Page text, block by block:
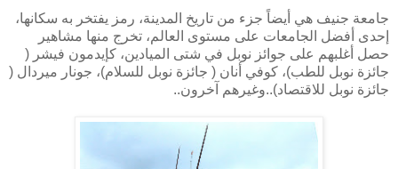
جامعة جنيف هي أيضاً جزء من تاريخ المدينة، رمز يفتخر به سكانها،
إحدى أفضل الجامعات على مستوى العالم، تخرج منها مشاهير
حصل أغلبهم على جوائز نوبل في شتى الميادين، كإيدمون فيشر (
جائزة نوبل للطب)، كوفي أنان ( جائزة نوبل للسلام)، جونار ميردال (
جائزة نوبل للاقتصاد)..وغيرهم آخرون..